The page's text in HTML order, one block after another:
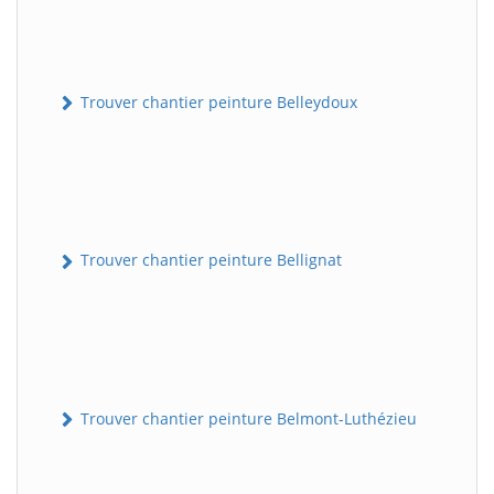
Trouver chantier peinture Belleydoux
Trouver chantier peinture Bellignat
Trouver chantier peinture Belmont-Luthézieu